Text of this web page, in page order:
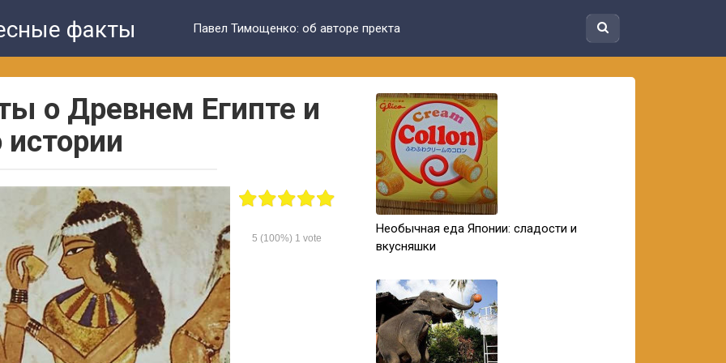
факты Павел Тимощенко: об авторе пректа
о Древнем Египте и
истории
5 (100%) 1 vote
Необычная еда Японии: сладости и
вкусняшки